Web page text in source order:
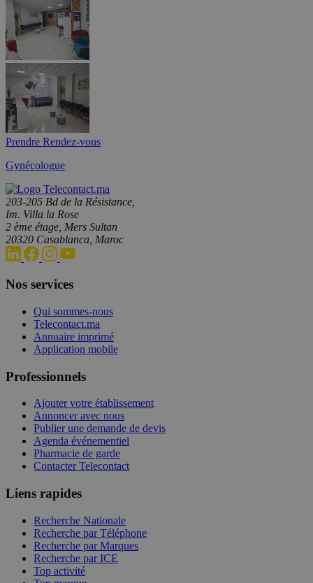
Prendre Rendez-vous
Gynécologue
203-205 Bd de la Résistance,
Im. Villa la Rose
2 ème étage, Mers Sultan
20320 Casablanca, Maroc
Nos services
Qui sommes-nous
Telecontact.ma
Annuaire imprimé
Application mobile
Professionnels
Ajouter votre établissement
Annoncer avec nous
Publier une demande de devis
Agenda événementiel
Pharmacie de garde
Contacter Telecontact
Liens rapides
Recherche Nationale
Recherche par Téléphone
Recherche par Marques
Recherche par ICE
Top activité